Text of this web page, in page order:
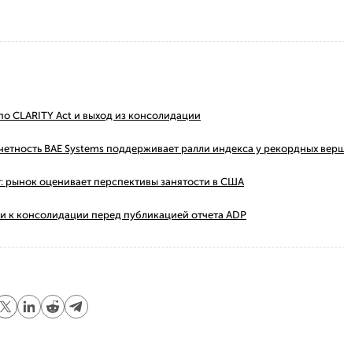
CLARITY Act и выход из консолидации
BAE Systems поддерживает ралли индекса у рекордных
рынок оценивает перспективы занятости в США
к консолидации перед публикацией отчета ADP